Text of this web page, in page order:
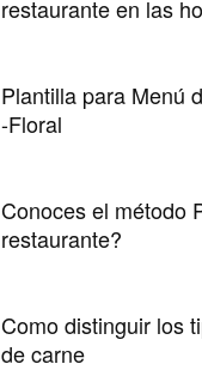
restaurante en las
Plantilla para Menú
-Floral
Conoces el método
restaurante?
Como distinguir los
de carne